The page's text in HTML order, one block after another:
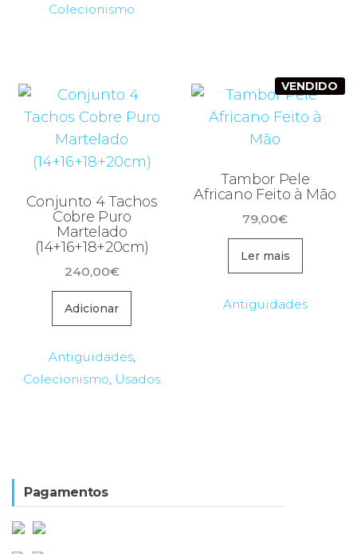
Colecionismo
Conjunto 4 Tachos
Cobre Puro
Martelado
(14+16+18+20cm)
240,00€
Adicionar
Antiguidades,
Colecionismo, Usados
VENDIDO
Tambor Pele
Africano Feito à Mão
79,00€
Ler mais
Antiguidades
Pagamentos